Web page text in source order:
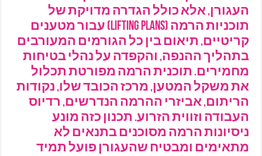
העגורן, אלא כולל הגדרה מדויקת של
תוכניות הרמה (Lifting Plans) עבור מטענים
קריטיים, תיאום בין כל הגורמים המעורבים
בתהליך ההנפה, והקפדה על נהלי בטיחות
מחמירים. תוכנית הרמה מפורטת תכלול
את משקל המטען, מרכז הכובד שלו, נקודות
הריתום, אביזרי ההרמה הנדרשים, רדיוס
העבודה וזווית הזרוע. תכנון כזה מונע
ניסיונות הרמה מסוכנים בתנאים לא
מתאימים ומבטיח שהעגורן פועל תמיד